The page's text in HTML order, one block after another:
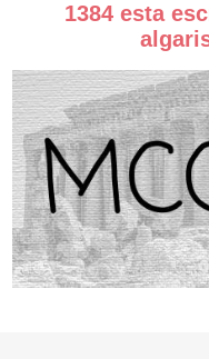
1384 esta